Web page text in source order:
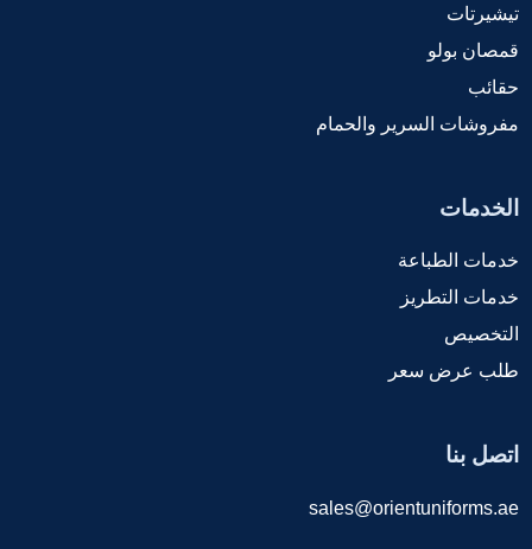
تيشيرتات
قمصان بولو
حقائب
مفروشات السرير والحمام
الخدمات
خدمات الطباعة
خدمات التطريز
التخصيص
طلب عرض سعر
اتصل بنا
sales@orientuniforms.ae